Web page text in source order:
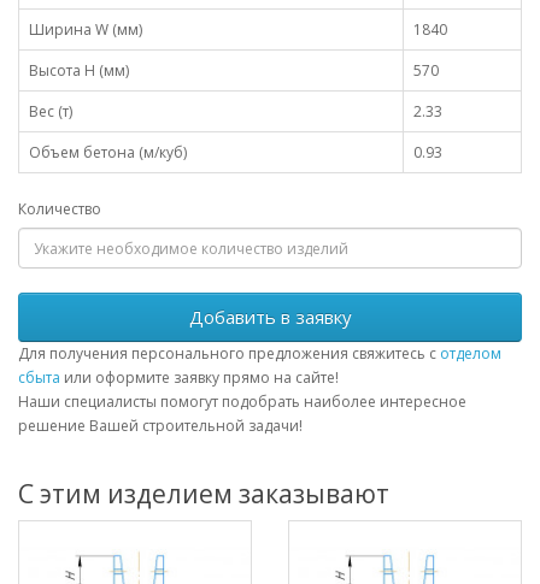
Ширина W (мм)
1840
Высота H (мм)
570
Вес (т)
2.33
Объем бетона (м/куб)
0.93
Количество
Добавить в заявку
Для получения персонального предложения свяжитесь с отделом
сбыта или оформите заявку прямо на сайте!
Наши специалисты помогут подобрать наиболее интересное
решение Вашей строительной задачи!
С этим изделием заказывают